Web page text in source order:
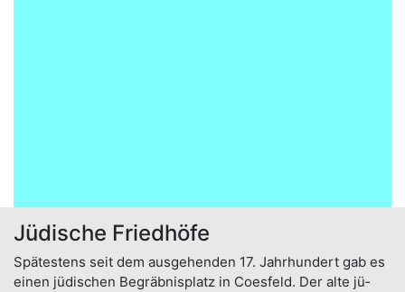
Jüdische Friedhöfe
Spätestens seit dem aus­gehen­den 17. Jahr­hun­dert gab es
einen jü­dischen Begräb­nis­platz in Coes­feld. Der alte jü­